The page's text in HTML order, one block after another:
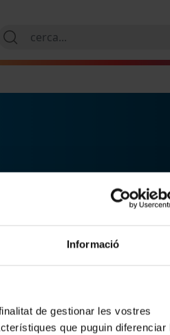
Informació
de gestionar les vostres
que puguin diferenciar